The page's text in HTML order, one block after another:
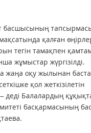
басшысының
қалған
тегін тамақпен
жұмыстар жүргізілді.
жаңа оқу жылынан
қол жеткізілетін
деді Балалардың
басқармасының